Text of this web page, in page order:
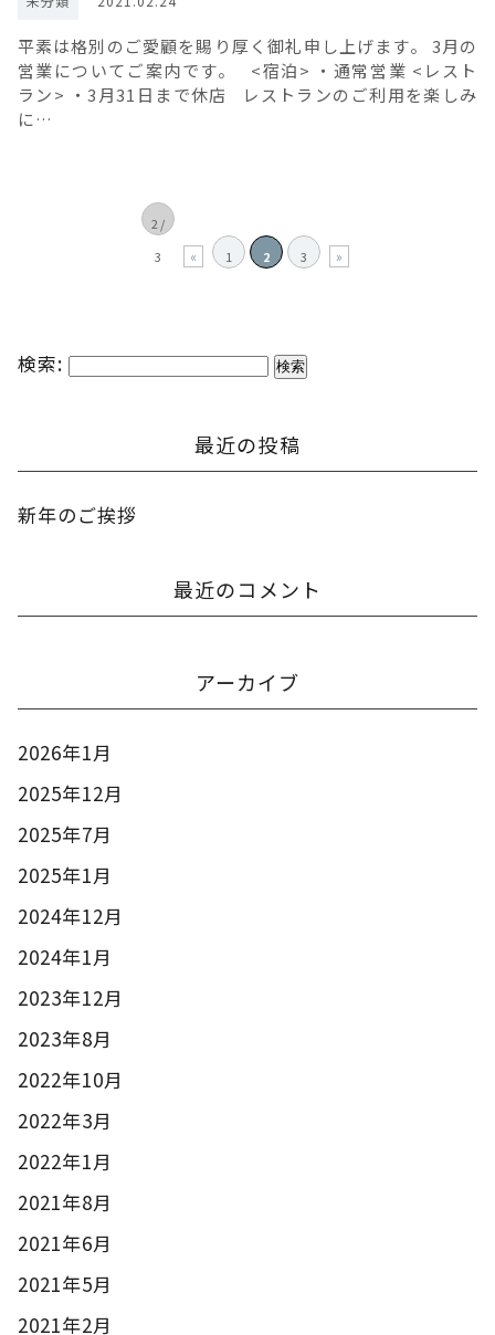
平素は格別のご愛顧を賜り厚く御礼申し上げます。 3月の
営業についてご案内です。 <宿泊> ・通常営業 <レスト
ラン> ・3月31日まで休店 レストランのご利用を楽しみ
に…
2 /
3
« 1 2 3 »
検索:
最近の投稿
新年のご挨拶
最近のコメント
アーカイブ
2026年1月
2025年12月
2025年7月
2025年1月
2024年12月
2024年1月
2023年12月
2023年8月
2022年10月
2022年3月
2022年1月
2021年8月
2021年6月
2021年5月
2021年2月